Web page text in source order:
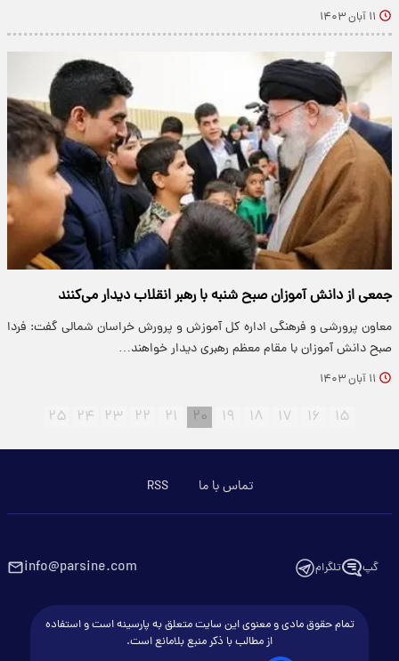
۱۱ آبان ۱۴۰۳
جمعی از دانش آموزان صبح شنبه با رهبر انقلاب دیدار می‌کنند
معاون پرورشی و فرهنگی اداره کل آموزش و پرورش خراسان شمالی گفت: فردا
صبح دانش آموزان با مقام معظم رهبری دیدار خواهند…
۱۱ آبان ۱۴۰۳
۱۵ ۱۶ ۱۷ ۱۸ ۱۹ ۲۰ ۲۱ ۲۲ ۲۳ ۲۴ ۲۵
تماس با ما RSS
گپ تلگرام info@parsine.com
تمام حقوق مادی و معنوی این سایت متعلق به پارسینه است و استفاده
از مطالب با ذکر منبع بلامانع است.